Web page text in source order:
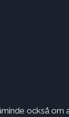
också om